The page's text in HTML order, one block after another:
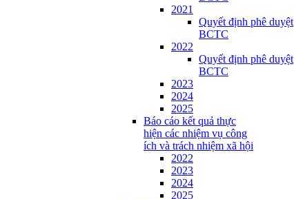
2021
Quyết định phê duyệt
BCTC
2022
Quyết định phê duyệt
BCTC
2023
2024
2025
Báo cáo kết quả thực
hiện các nhiệm vụ công
ích và trách nhiệm xã hội
2022
2023
2024
2025